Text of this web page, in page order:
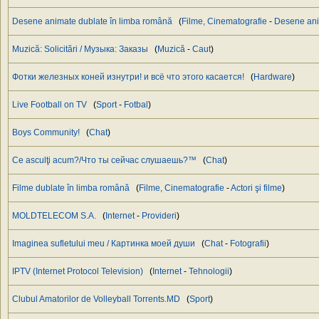
Desene animate dublate în limba română (Filme, Cinematografie - Desene
Muzică: Solicitări / Музыка: Заказы (Muzică - Caut)
Фотки железных коней изнутри! и всё что этого касается! (Hardware)
Live Football on TV (Sport- Fotbal )
Boys Community! (Chat)
Ce asculţi acum?/Что ты сейчас слушаешь?™ (Chat)
Filme dublate în limba română (Filme, Cinematografie -Actori şi filme)
MOLDTELECOM S.A. ( Internet- Provideri)
Imaginea sufletului meu / Картинка моей души (Chat- Fotografii)
IPTV (Internet Protocol Television) ( Internet- Tehnologii)
Clubul Amatorilor de Volleyball Torrents.MD (Sport)